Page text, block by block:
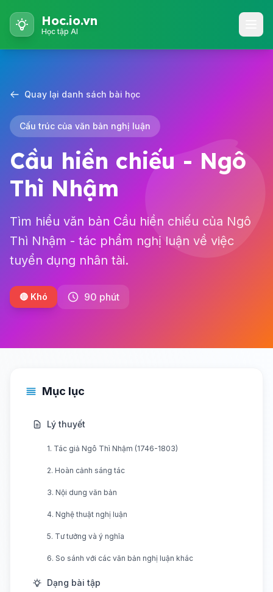
Hoc.io.vn
Học tập AI
Quay lại danh sách bài học
Cấu trúc của văn bản nghị luận
Cầu hiền chiếu - Ngô
Thì Nhậm
Tìm hiểu văn bản Cầu hiền chiếu của Ngô
Thì Nhậm - tác phẩm nghị luận về việc
tuyển dụng nhân tài.
🔴 Khó 90 phút
Mục lục
Lý thuyết
1. Tác giả Ngô Thì Nhậm (1746-1803)
2. Hoàn cảnh sáng tác
3. Nội dung văn bản
4. Nghệ thuật nghị luận
5. Tư tưởng và ý nghĩa
6. So sánh với các văn bản nghị luận khác
Dạng bài tập